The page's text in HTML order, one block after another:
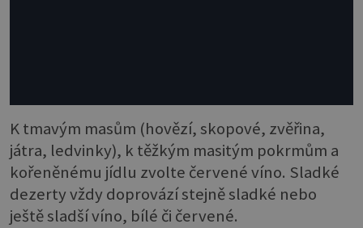
K tmavým masům (hovězí, skopové, zvěřina,
játra, ledvinky), k těžkým masitým pokrmům a
kořeněnému jídlu zvolte červené víno. Sladké
dezerty vždy doprovází stejně sladké nebo
ještě sladší víno, bílé či červené.